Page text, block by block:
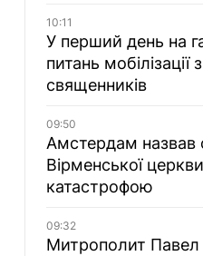
10:11
У перший день на
питань мобілізації
священників
09:50
Амстердам назвав
Вірменської
катастрофою
09:32
Митрополит Павел